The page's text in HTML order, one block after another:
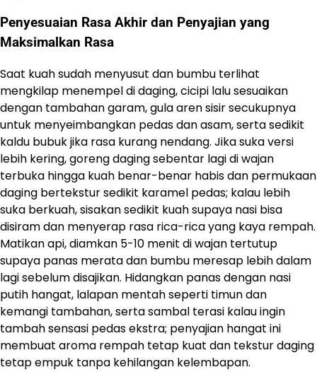
Penyesuaian Rasa Akhir dan Penyajian yang
Maksimalkan Rasa
Saat kuah sudah menyusut dan bumbu terlihat
mengkilap menempel di daging, cicipi lalu sesuaikan
dengan tambahan garam, gula aren sisir secukupnya
untuk menyeimbangkan pedas dan asam, serta sedikit
kaldu bubuk jika rasa kurang nendang. Jika suka versi
lebih kering, goreng daging sebentar lagi di wajan
terbuka hingga kuah benar-benar habis dan permukaan
daging bertekstur sedikit karamel pedas; kalau lebih
suka berkuah, sisakan sedikit kuah supaya nasi bisa
disiram dan menyerap rasa rica-rica yang kaya rempah.
Matikan api, diamkan 5-10 menit di wajan tertutup
supaya panas merata dan bumbu meresap lebih dalam
lagi sebelum disajikan. Hidangkan panas dengan nasi
putih hangat, lalapan mentah seperti timun dan
kemangi tambahan, serta sambal terasi kalau ingin
tambah sensasi pedas ekstra; penyajian hangat ini
membuat aroma rempah tetap kuat dan tekstur daging
tetap empuk tanpa kehilangan kelembapan.